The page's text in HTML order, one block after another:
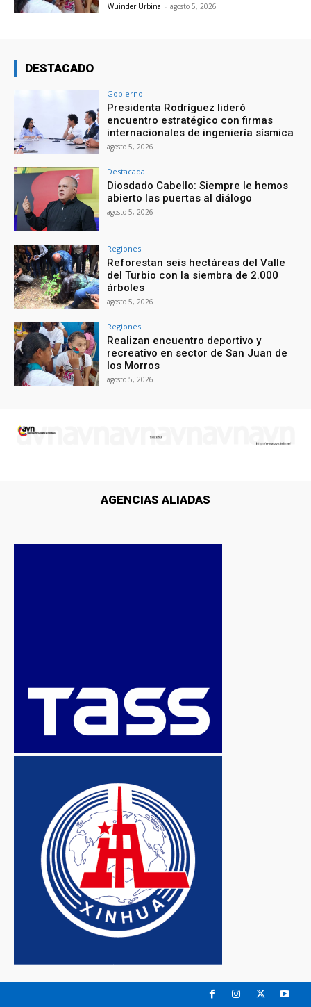
Wuinder Urbina - agosto 5, 2026
DESTACADO
Gobierno
Presidenta Rodríguez lideró
encuentro estratégico con firmas
internacionales de ingeniería sísmica
agosto 5, 2026
Destacada
Diosdado Cabello: Siempre le hemos
abierto las puertas al diálogo
agosto 5, 2026
Regiones
Reforestan seis hectáreas del Valle
del Turbio con la siembra de 2.000
árboles
agosto 5, 2026
Regiones
Realizan encuentro deportivo y
recreativo en sector de San Juan de
los Morros
agosto 5, 2026
AGENCIAS ALIADAS